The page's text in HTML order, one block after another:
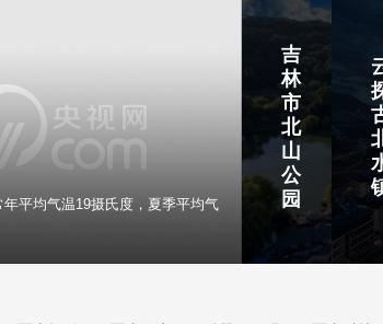
平均气温19摄氏度，夏季平均气
吉
林
市
北
山
公
园